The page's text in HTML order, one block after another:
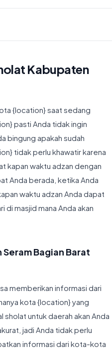
Kabupaten
{location} saat sedang
pasti Anda tidak ingin
bingung apakah sudah
tidak perlu khawatir karena
kapan waktu adzan dengan
Anda berada, ketika Anda
waktu adzan Anda dapat
di masjid mana Anda akan
Bagian Barat
memberikan informasi dari
kota {location} yang
sholat untuk daerah akan Anda
jadi Anda tidak perlu
informasi dari kota-kota